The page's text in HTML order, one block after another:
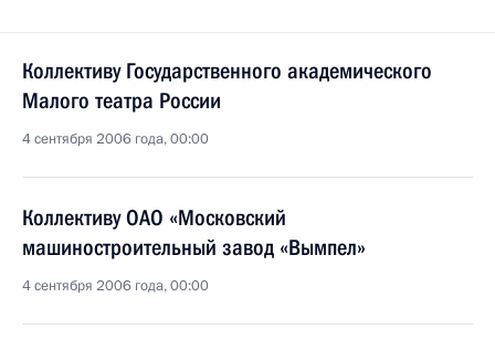
Коллективу Государственного академического
Малого театра России
4 сентября 2006 года, 00:00
Коллективу ОАО «Московский
машиностроительный завод «Вымпел»
4 сентября 2006 года, 00:00